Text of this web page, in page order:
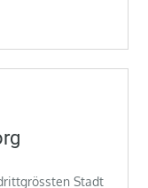
Stadt